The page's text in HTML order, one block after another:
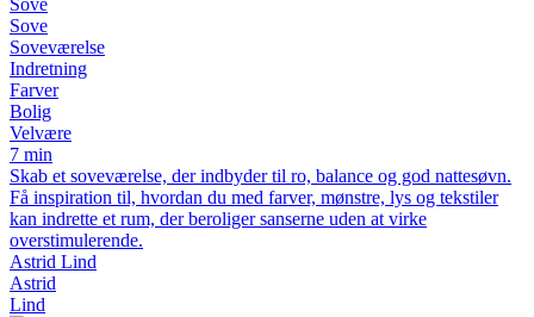
Sove
Sove
Soveværelse
Indretning
Farver
Bolig
Velvære
7 min
Skab et soveværelse, der indbyder til ro, balance og god nattesøvn.
Få inspiration til, hvordan du med farver, mønstre, lys og tekstiler
kan indrette et rum, der beroliger sanserne uden at virke
overstimulerende.
Astrid Lind
Astrid
Lind